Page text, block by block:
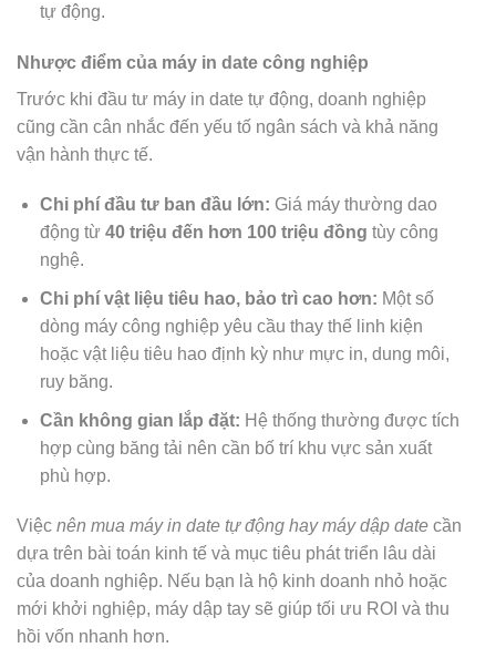
tự động.
Nhược điểm của máy in date công nghiệp
Trước khi đầu tư máy in date tự động, doanh nghiệp
cũng cần cân nhắc đến yếu tố ngân sách và khả năng
vận hành thực tế.
Chi phí đầu tư ban đầu lớn: Giá máy thường dao
động từ 40 triệu đến hơn 100 triệu đồng tùy công
nghệ.
Chi phí vật liệu tiêu hao, bảo trì cao hơn: Một số
dòng máy công nghiệp yêu cầu thay thế linh kiện
hoặc vật liệu tiêu hao định kỳ như mực in, dung môi,
ruy băng.
Cần không gian lắp đặt: Hệ thống thường được tích
hợp cùng băng tải nên cần bố trí khu vực sản xuất
phù hợp.
Việc nên mua máy in date tự động hay máy dập date cần
dựa trên bài toán kinh tế và mục tiêu phát triển lâu dài
của doanh nghiệp. Nếu bạn là hộ kinh doanh nhỏ hoặc
mới khởi nghiệp, máy dập tay sẽ giúp tối ưu ROI và thu
hồi vốn nhanh hơn.